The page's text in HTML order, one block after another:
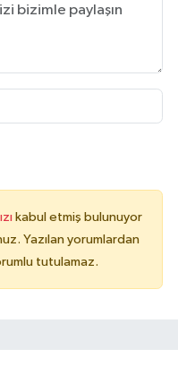
kabul etmiş bulunuyor
Yazılan yorumlardan
tutulamaz.